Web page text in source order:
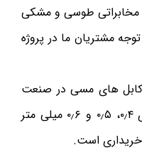
مخابراتی طوسی و مشکی
۰٫۶ و ۰٫۵ مورد توجه مشتریان ما در پروژه
کابل های مسی در صنعت
مخابرات می باشد که در سایزهای ۰٫۴، ۰٫۵ و ۰٫۶ میلی متر
خریداری است.